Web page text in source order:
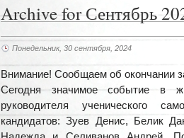
Archive for Сентябрь
Понедельник, 30 сентября, 2024
Внимание! Сообщаем об окончании
Сегодня значимое событие в
руководителя ученического
кандидатов: Зуев Денис, Белик